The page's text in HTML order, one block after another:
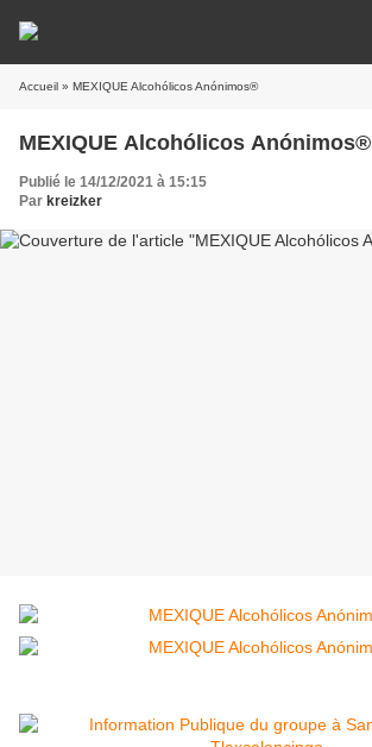
Accueil » MEXIQUE Alcohólicos Anónimos®
MEXIQUE Alcohólicos Anónimos®
Publié le 14/12/2021 à 15:15
Par kreizker